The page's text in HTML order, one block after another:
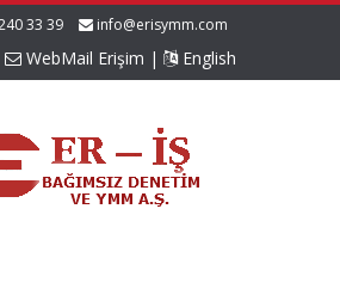
33 39 info@erisymm.com
WebMail Erişim | English